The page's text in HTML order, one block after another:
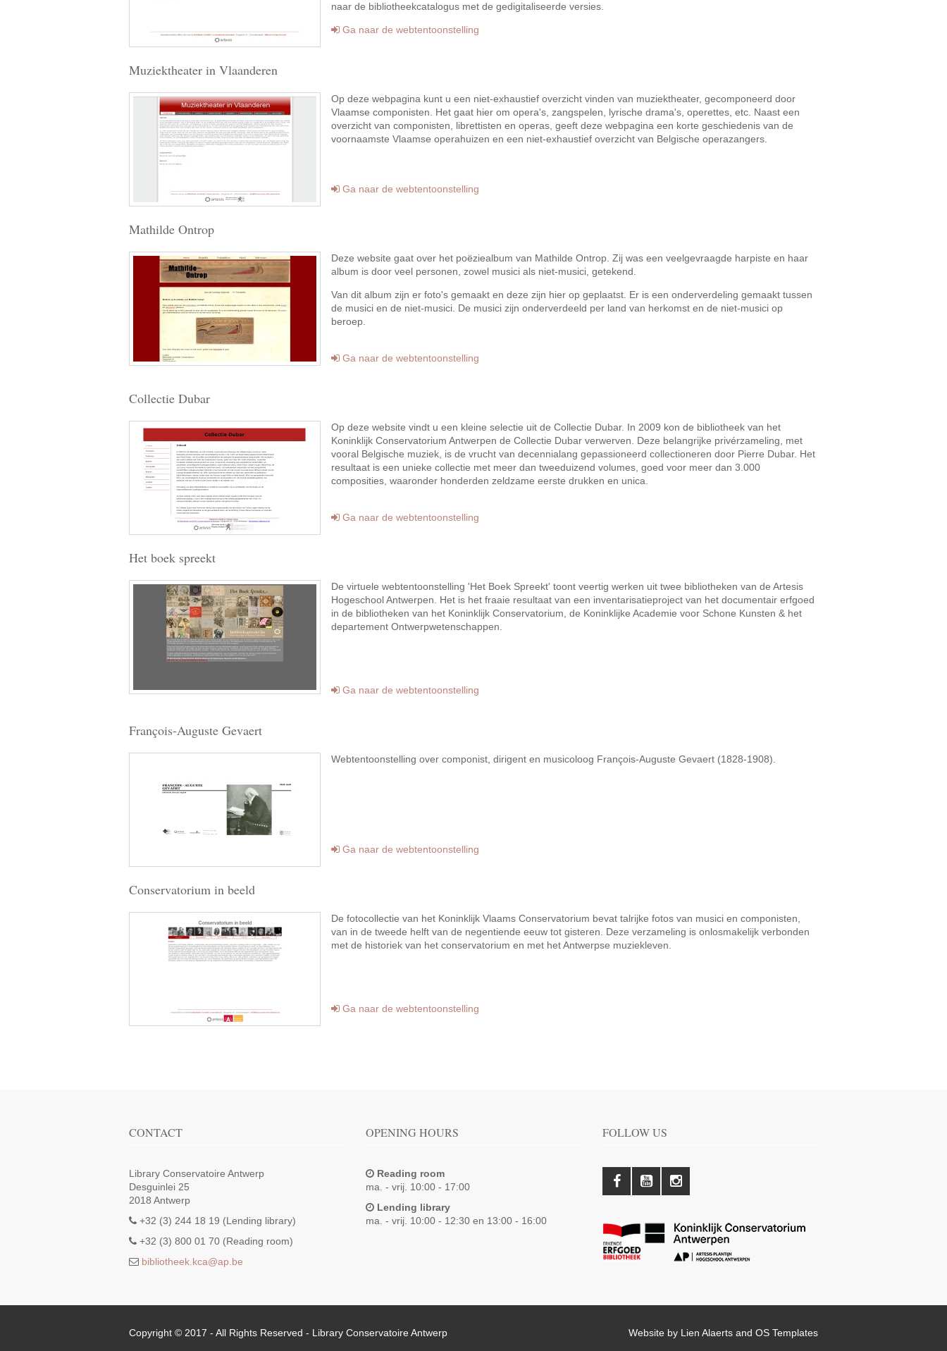
naar de bibliotheekcatalogus met de gedigitaliseerde versies.
Ga naar de webtentoonstelling
Muziektheater in Vlaanderen
Op deze webpagina kunt u een niet-exhaustief overzicht vinden van muziektheater, gecomponeerd door
Vlaamse componisten. Het gaat hier om opera's, zangspelen, lyrische drama's, operettes, etc. Naast een
overzicht van componisten, librettisten en operas, geeft deze webpagina een korte geschiedenis van de
voornaamste Vlaamse operahuizen en een niet-exhaustief overzicht van Belgische operazangers.
Ga naar de webtentoonstelling
Mathilde Ontrop
Deze website gaat over het poëziealbum van Mathilde Ontrop. Zij was een veelgevraagde harpiste en haar
album is door veel personen, zowel musici als niet-musici, getekend.
Van dit album zijn er foto's gemaakt en deze zijn hier op geplaatst. Er is een onderverdeling gemaakt tussen
de musici en de niet-musici. De musici zijn onderverdeeld per land van herkomst en de niet-musici op
beroep.
Ga naar de webtentoonstelling
Collectie Dubar
Op deze website vindt u een kleine selectie uit de Collectie Dubar. In 2009 kon de bibliotheek van het
Koninklijk Conservatorium Antwerpen de Collectie Dubar verwerven. Deze belangrijke privérzameling, met
vooral Belgische muziek, is de vrucht van decennialang gepassioneerd collectioneren door Pierre Dubar. Het
resultaat is een unieke collectie met meer dan tweeduizend volumes, goed voor meer dan 3.000
composities, waaronder honderden zeldzame eerste drukken en unica.
Ga naar de webtentoonstelling
Het boek spreekt
De virtuele webtentoonstelling 'Het Boek Spreekt' toont veertig werken uit twee bibliotheken van de Artesis
Hogeschool Antwerpen. Het is het fraaie resultaat van een inventarisatieproject van het documentair erfgoed
in de bibliotheken van het Koninklijk Conservatorium, de Koninklijke Academie voor Schone Kunsten & het
departement Ontwerpwetenschappen.
Ga naar de webtentoonstelling
François-Auguste Gevaert
Webtentoonstelling over componist, dirigent en musicoloog François-Auguste Gevaert (1828-1908).
Ga naar de webtentoonstelling
Conservatorium in beeld
De fotocollectie van het Koninklijk Vlaams Conservatorium bevat talrijke fotos van musici en componisten,
van in de tweede helft van de negentiende eeuw tot gisteren. Deze verzameling is onlosmakelijk verbonden
met de historiek van het conservatorium en met het Antwerpse muziekleven.
Ga naar de webtentoonstelling
CONTACT
Library Conservatoire Antwerp
Desguinlei 25
2018 Antwerp
+32 (3) 244 18 19 (Lending library)
+32 (3) 800 01 70 (Reading room)
bibliotheek.kca@ap.be
OPENING HOURS
Reading room
ma. - vrij. 10:00 - 17:00
Lending library
ma. - vrij. 10:00 - 12:30 en 13:00 - 16:00
FOLLOW US
Copyright © 2017 - All Rights Reserved - Library Conservatoire Antwerp Website by Lien Alaerts and OS Templates